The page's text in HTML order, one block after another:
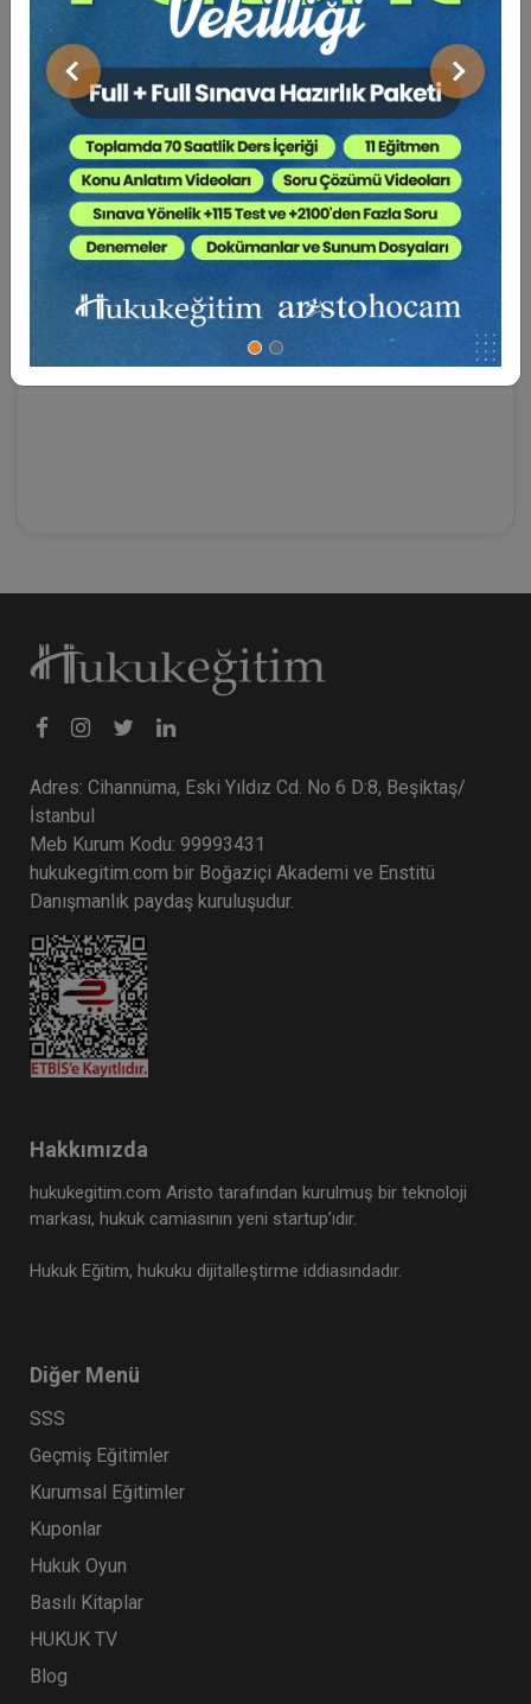
Önceki Sonraki
- 7 adet branş denemesi hazırlanmıştır.
Hukuk Mesleklerine Giriş Sınavı ve diğer hukuk
sınavlarındaki baş kaynağınız AristoHocam hakkında
daha fazla bilgi almak için:
http://aristohocam/anasayfa
Adres: Cihannüma, Eski Yıldız Cd. No 6 D:8, Beşiktaş/
İstanbul
Meb Kurum Kodu: 99993431
hukukegitim.com bir Boğaziçi Akademi ve Enstitü
Danışmanlık paydaş kuruluşudur.
Hakkımızda
hukukegitim.com Aristo tarafından kurulmuş bir teknoloji
markası, hukuk camiasının yeni startup’ıdır.
Hukuk Eğitim, hukuku dijitalleştirme iddiasındadır.
Diğer Menü
SSS
Geçmiş Eğitimler
Kurumsal Eğitimler
Kuponlar
Hukuk Oyun
Basılı Kitaplar
HUKUK TV
Blog